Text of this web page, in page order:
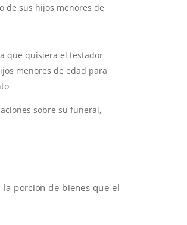
de sus hijos menores de
que quisiera el testador
menores de edad para
sobre su funeral,
la porción de bienes que el